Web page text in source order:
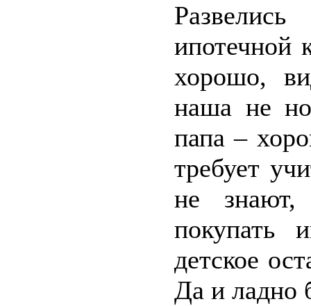
ипотечной
хорошо,
наша не
папа –
требует
не
покупать
детское
Да и ладно